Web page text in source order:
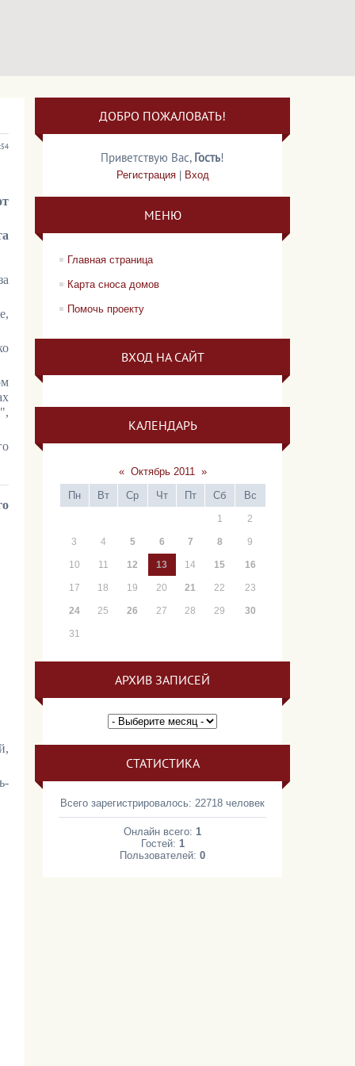
ДОБРО ПОЖАЛОВАТЬ!
Приветствую Вас, Гость!
Регистрация| Вход
МЕНЮ
Главная страница
Карта сноса домов
Помочь проекту
ВХОД НА САЙТ
КАЛЕНДАРЬ
« Октябрь 2011 »
Пн
Вт Ср Чт Пт Сб Вс
1 2
3 4 5 6 7 8 9
10 11 12 13 14 15 16
17 18 19 20 21 22 23
24 25 26 27 28 29 30
31
АРХИВ ЗАПИСЕЙ
СТАТИСТИКА
Всего зарегистрировалось: 22718 человек
Онлайн всего:1
Гостей: 1
Пользователей:0